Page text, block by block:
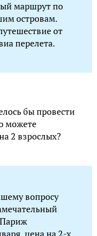
маршрут по
островам.
от
перелета.
бы провести
можете
2 взрослых?
вопросу
Париж